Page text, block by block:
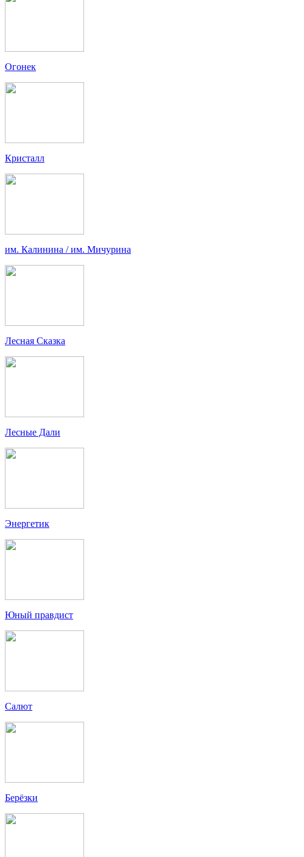
Огонек
Кристалл
им. Калинина / им. Мичурина
Лесная Сказка
Лесные Дали
Энергетик
Юный правдист
Салют
Берёзки